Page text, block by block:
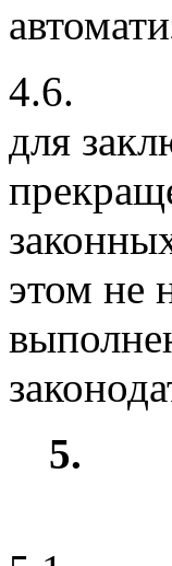
4.6.
для
этом не